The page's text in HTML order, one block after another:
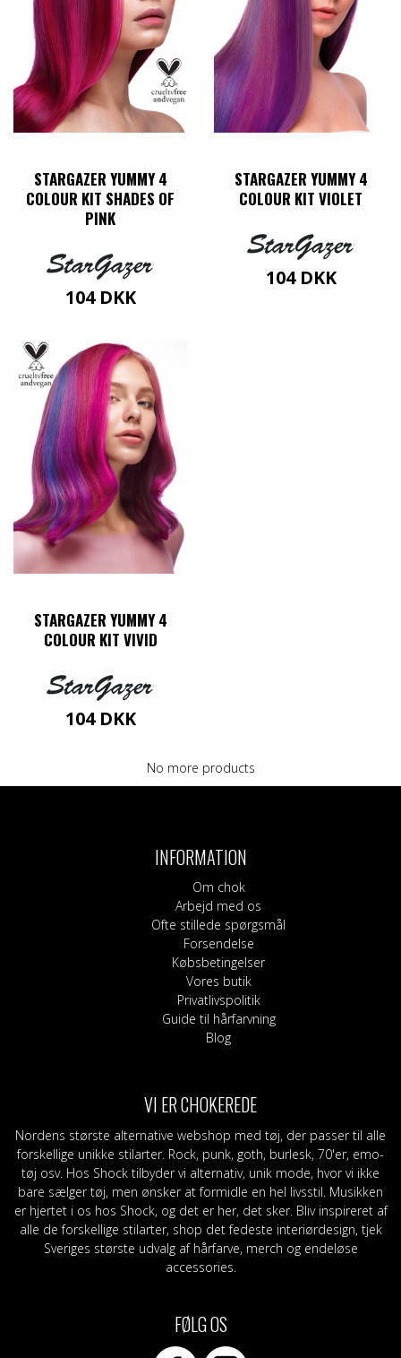
STARGAZER YUMMY 4
COLOUR KIT SHADES OF
PINK
104 DKK
STARGAZER YUMMY 4
COLOUR KIT VIOLET
104 DKK
STARGAZER YUMMY 4
COLOUR KIT VIVID
104 DKK
No more products
INFORMATION
Om chok
Arbejd med os
Ofte stillede spørgsmål
Forsendelse
Købsbetingelser
Vores butik
Privatlivspolitik
Guide til hårfarvning
Blog
VI ER CHOKEREDE
Nordens største alternative webshop med tøj, der passer til alle
forskellige unikke stilarter. Rock, punk, goth, burlesk, 70'er, emo-
tøj osv. Hos Shock tilbyder vi alternativ, unik mode, hvor vi ikke
bare sælger tøj, men ønsker at formidle en hel livsstil. Musikken
er hjertet i os hos Shock, og det er her, det sker. Bliv inspireret af
alle de forskellige stilarter, shop det fedeste interiørdesign, tjek
Sveriges største udvalg af hårfarve, merch og endeløse
accessories.
FØLG OS